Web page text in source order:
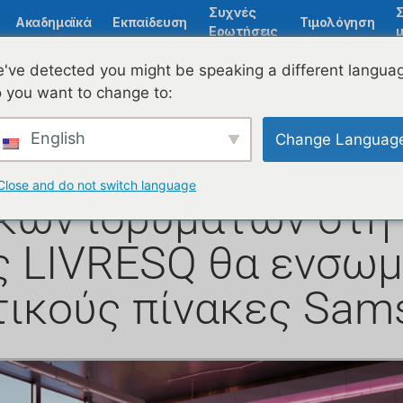
Ακαδημαϊκά Εκπαίδευση
Συχνές
Ερωτήσεις
Τιμολόγηση
και η Ascendia
για την
ιδρυμάτων στη
LIVRESQ θα
πίνακες
detected you might be speaking a different
you want to change to:
English Change
and do not switch language